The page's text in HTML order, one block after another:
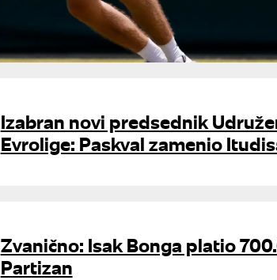
Izabran novi predsednik
Evrolige: Paskval zamenio
Zvanično: Isak Bonga platio
Partizan